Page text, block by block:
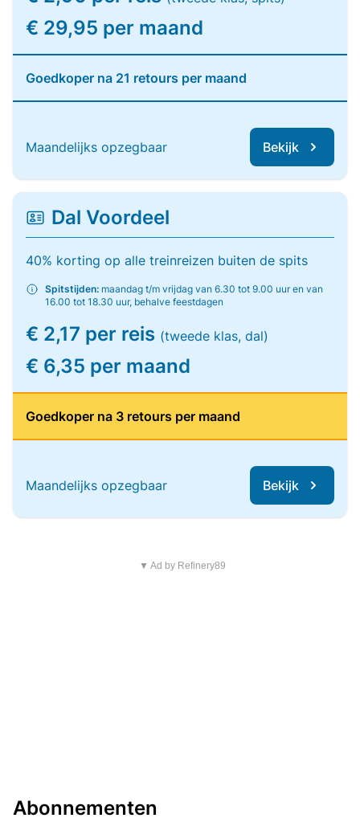
€ 29,95 per maand
Goedkoper na 21 retours per maand
Maandelijks opzegbaar Bekijk
Dal Voordeel
40% korting op alle treinreizen buiten de spits
Spitstijden: maandag t/m vrijdag van 6.30 tot 9.00 uur en van
16.00 tot 18.30 uur, behalve feestdagen
€ 2,17 per reis (tweede klas, dal)
€ 6,35 per maand
Goedkoper na 3 retours per maand
Maandelijks opzegbaar Bekijk
▼ Ad by Refinery89
Abonnementen